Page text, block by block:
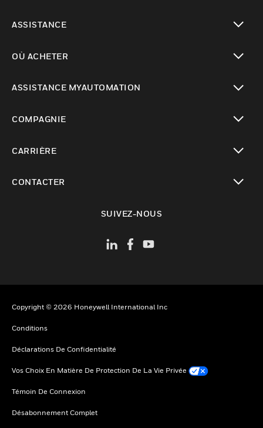
ASSISTANCE
OÙ ACHETER
ASSISTANCE MYAUTOMATION
COMPAGNIE
CARRIÈRE
CONTACTER
SUIVEZ-NOUS
Copyright © 2026 Honeywell International Inc
Conditions
Déclarations De Confidentialité
Vos Choix En Matière De Protection De La Vie Privée
Témoin De Connexion
Désabonnement Complet